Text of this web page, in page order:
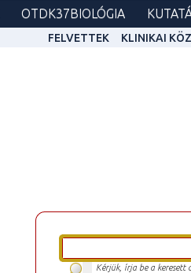
OTDK37BIOLÓGIA
FELVETTEK KLINIKAI
Kérjük, írja be a keresett